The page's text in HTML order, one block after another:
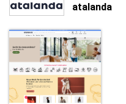
atalanda